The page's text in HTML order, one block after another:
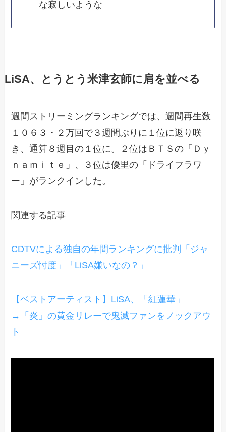
な寂しいような
LiSA、とうとう米津玄師に肩を並べる
週間ストリーミングランキングでは、週間再生数
１０６３・２万回で３週間ぶりに１位に返り咲
き、通算８週目の１位に。２位はＢＴＳの「Ｄｙ
ｎａｍｉｔｅ」、３位は優里の「ドライフラワ
ー」がランクインした。
関連する記事
CDTVによる独自の年間ランキングに批判「ジャ
ニーズ忖度」「LiSA嫌いなの？」
【ベストアーティスト】LiSA、「紅蓮華」
→「炎」の黄金リレーで鬼滅ファンをノックアウ
ト